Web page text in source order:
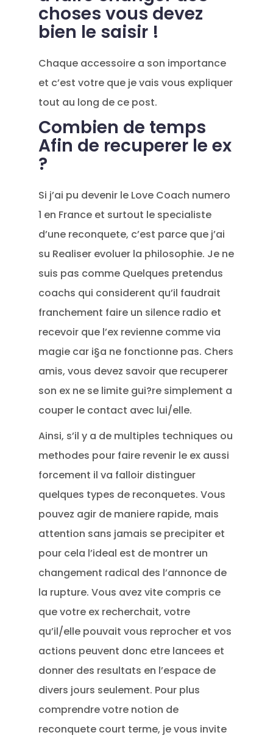
choses vous devez
bien le saisir !
Chaque accessoire a son importance
et c’est votre que je vais vous expliquer
tout au long de ce post.
Combien de temps
Afin de recuperer le ex
?
Si j’ai pu devenir le Love Coach numero
1 en France et surtout le specialiste
d’une reconquete, c’est parce que j’ai
su Realiser evoluer la philosophie. Je ne
suis pas comme Quelques pretendus
coachs qui considerent qu’il faudrait
franchement faire un silence radio et
recevoir que l’ex revienne comme via
magie car i§a ne fonctionne pas. Chers
amis, vous devez savoir que recuperer
son ex ne se limite gui?re simplement a
couper le contact avec lui/elle.
Ainsi, s’il y a de multiples techniques ou
methodes pour faire revenir le ex aussi
forcement il va falloir distinguer
quelques types de reconquetes. Vous
pouvez agir de maniere rapide, mais
attention sans jamais se precipiter et
pour cela l’ideal est de montrer un
changement radical des l’annonce de
la rupture. Vous avez vite compris ce
que votre ex recherchait, votre
qu’il/elle pouvait vous reprocher et vos
actions peuvent donc etre lancees et
donner des resultats en l’espace de
divers jours seulement. Pour plus
comprendre votre notion de
reconquete court terme, je vous invite